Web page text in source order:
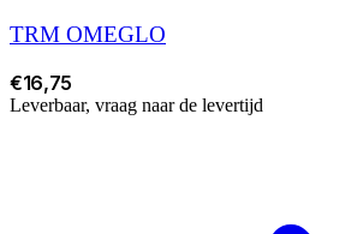
TRM OMEGLO
€16,75
Leverbaar, vraag naar de levertijd